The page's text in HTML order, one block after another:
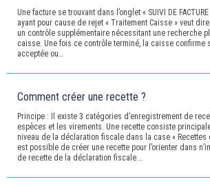
Une facture se trouvant dans l’onglet « SUIVI DE
ayant pour cause de rejet « Traitement Caisse » veut
un contrôle supplémentaire nécessitant une recherche
caisse. Une fois ce contrôle terminé, la caisse confirme
acceptée ou…
Comment créer une recette ?
Principe : Il existe 3 catégories d’enregistrement de
espèces et les virements. Une recette consiste
niveau de la déclaration fiscale dans la case « Recettes
est possible de créer une recette pour l’orienter dans
de recette de la déclaration fiscale.…